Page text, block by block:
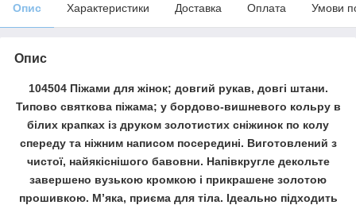
Опис Характеристики Доставка Оплата Умови
Опис
104504 Піжами для жінок; довгий рукав, довгі штани.
Типово святкова піжама; у бордово-вишневого кольру в
білих крапках із друком золотистих сніжинок по колу
спереду та ніжним написом посередині. Виготовлений з
чистої, найякіснішого бавовни. Напівкругле декольте
завершено вузькою кромкою і прикрашене золотою
прошивкою. М’яка, приєма для тіла. Ідеально підходить